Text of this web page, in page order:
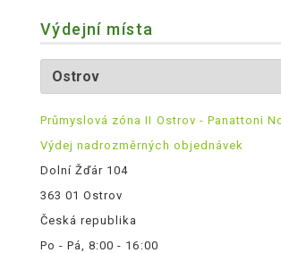
Výdejní místa
Průmyslová zóna II Ostrov - Panattoni
Výdej nadrozměrných objednávek
Dolní Žďár 104
363 01 Ostrov
Česká republika
Po - Pá, 8:00 - 16:00